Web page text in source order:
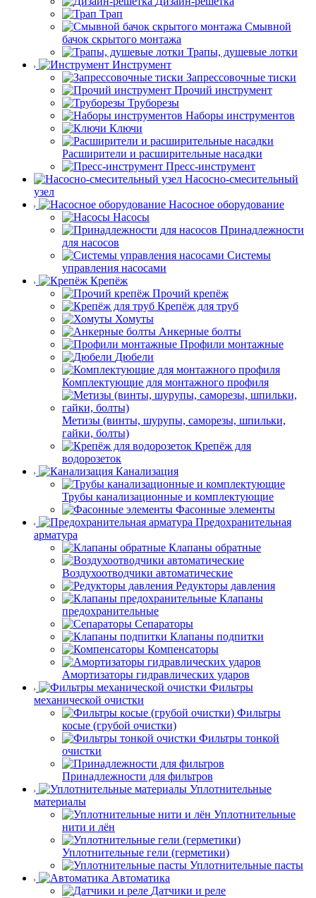
Трап
Смывной
бачок скрытого монтажа
Трапы, душевые лотки
Инструмент
Запрессовочные тиски
Прочий инструмент
Труборезы
Наборы инструментов
Ключи
Расширители и расширительные насадки
Пресс-инструмент
Насосно-смесительный
узел
Насосное оборудование
Насосы
Принадлежности
для насосов
Системы
управления насосами
Крепёж
Прочий крепёж
Крепёж для труб
Хомуты
Анкерные болты
Профили монтажные
Дюбели
Комплектующие для монтажного профиля
Метизы (винты, шурупы, саморезы, шпильки,
гайки, болты)
Крепёж для
водорозеток
Канализация
Трубы канализационные и комплектующие
Фасонные элементы
Предохранительная
арматура
Клапаны обратные
Воздухоотводчики автоматические
Редукторы давления
Клапаны
предохранительные
Сепараторы
Клапаны подпитки
Компенсаторы
Амортизаторы гидравлических ударов
Фильтры
механической очистки
Фильтры
косые (грубой очистки)
Фильтры тонкой
очистки
Принадлежности для фильтров
Уплотнительные
материалы
Уплотнительные
нити и лён
Уплотнительные гели (герметики)
Уплотнительные пасты
Автоматика
Датчики и реле